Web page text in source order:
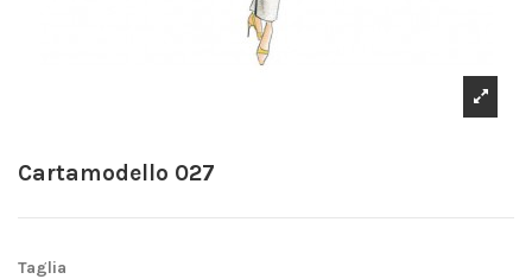
Cartamodello 027
Taglia